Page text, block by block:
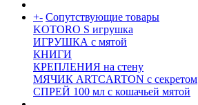
+- Сопутствующие товары
KOTORO S игрушка
ИГРУШКА с мятой
КНИГИ
КРЕПЛЕНИЯ на стену
МЯЧИК ARTCARTON с секретом
СПРЕЙ 100 мл с кошачьей мятой